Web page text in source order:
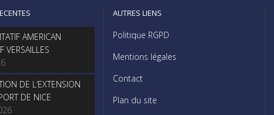
AMERICAN
VERSAILLES
DE L’EXTENSION
DE NICE
AUTRES LIENS
Politique RGPD
Mentions légales
Contact
Plan du site